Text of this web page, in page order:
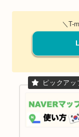
＼T-